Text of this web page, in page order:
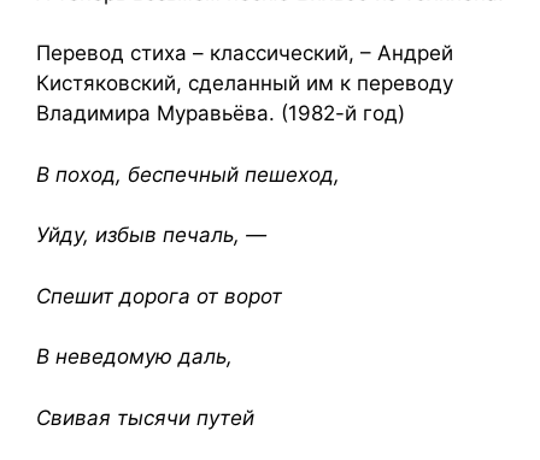
Перевод стиха – классический, – Андрей
Кистяковский, сделанный им к переводу
Владимира Муравьёва. (1982-й год)
В поход, беспечный пешеход,
Уйду, избыв печаль, —
Спешит дорога от ворот
В неведомую даль,
Свивая тысячи путей